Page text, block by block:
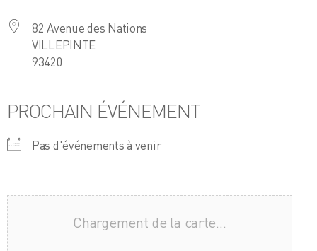
82 Avenue des Nations
VILLEPINTE
93420
PROCHAIN ÉVÉNEMENT
Pas d'événements à venir
Chargement de la carte…